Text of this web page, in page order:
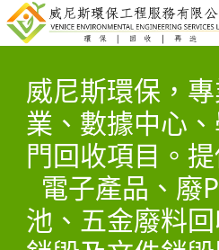
威尼斯環保，
業、數據中心
門回收項目。
電子產品、廢
池、五金廢料